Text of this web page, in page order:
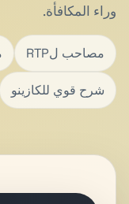
وراء المكافأة.
مصاحب لRTP
شرح قوي للكازينو